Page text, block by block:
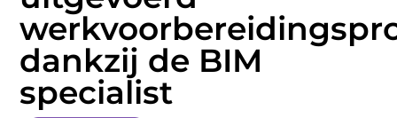
dankzij de BIM
specialist